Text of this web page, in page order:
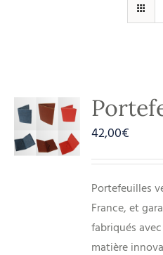
42,00€
Portefeuilles
France, et
fabriqués
matière